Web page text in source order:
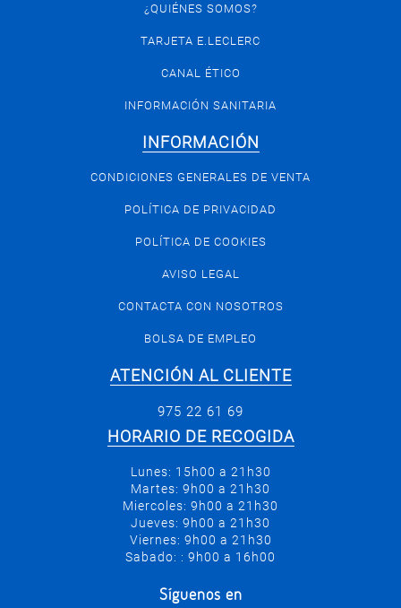
¿QUIÉNES SOMOS?
TARJETA E.LECLERC
CANAL ÉTICO
INFORMACIÓN SANITARIA
INFORMACIÓN
CONDICIONES GENERALES DE VENTA
POLÍTICA DE PRIVACIDAD
POLÍTICA DE COOKIES
AVISO LEGAL
CONTACTA CON NOSOTROS
BOLSA DE EMPLEO
ATENCIÓN AL CLIENTE
975 22 61 69
HORARIO DE RECOGIDA
Lunes: 15h00 a 21h30
Martes: 9h00 a 21h30
Miercoles: 9h00 a 21h30
Jueves: 9h00 a 21h30
Viernes: 9h00 a 21h30
Sabado: : 9h00 a 16h00
Síguenos en